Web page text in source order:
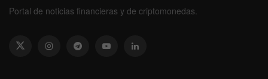
Portal de noticias financieras y de criptomonedas.